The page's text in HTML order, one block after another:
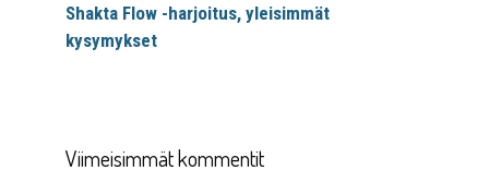
Shakta Flow -harjoitus, yleisimmät
kysymykset
Viimeisimmät kommentit